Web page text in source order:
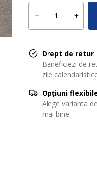
Drept de retur
Beneficiezi de
zile
Opțiuni
Alege varianta
mai bine